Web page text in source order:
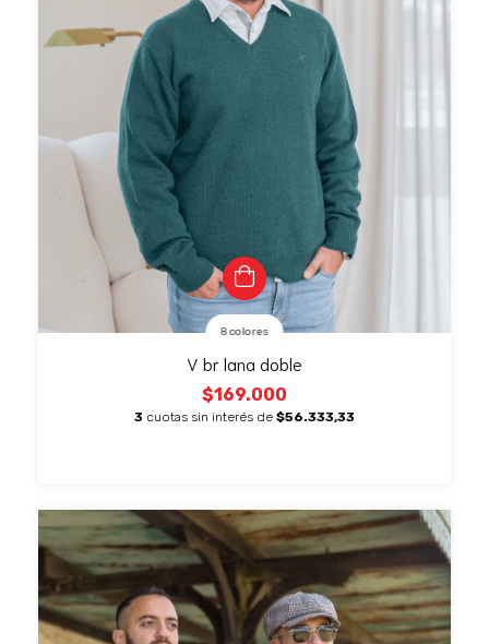
8 colores
V br lana doble
$169.000
3 cuotas sin interés de $56.333,33